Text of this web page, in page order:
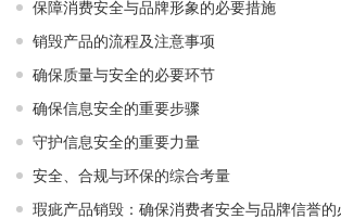
保障消费安全与品牌形象的必要措施
销毁产品的流程及注意事项
确保质量与安全的必要环节
确保信息安全的重要步骤
守护信息安全的重要力量
安全、合规与环保的综合考量
瑕疵产品销毁：确保消费者安全与品牌信誉的